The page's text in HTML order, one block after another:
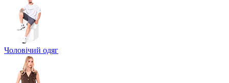
Чоловічий одяг